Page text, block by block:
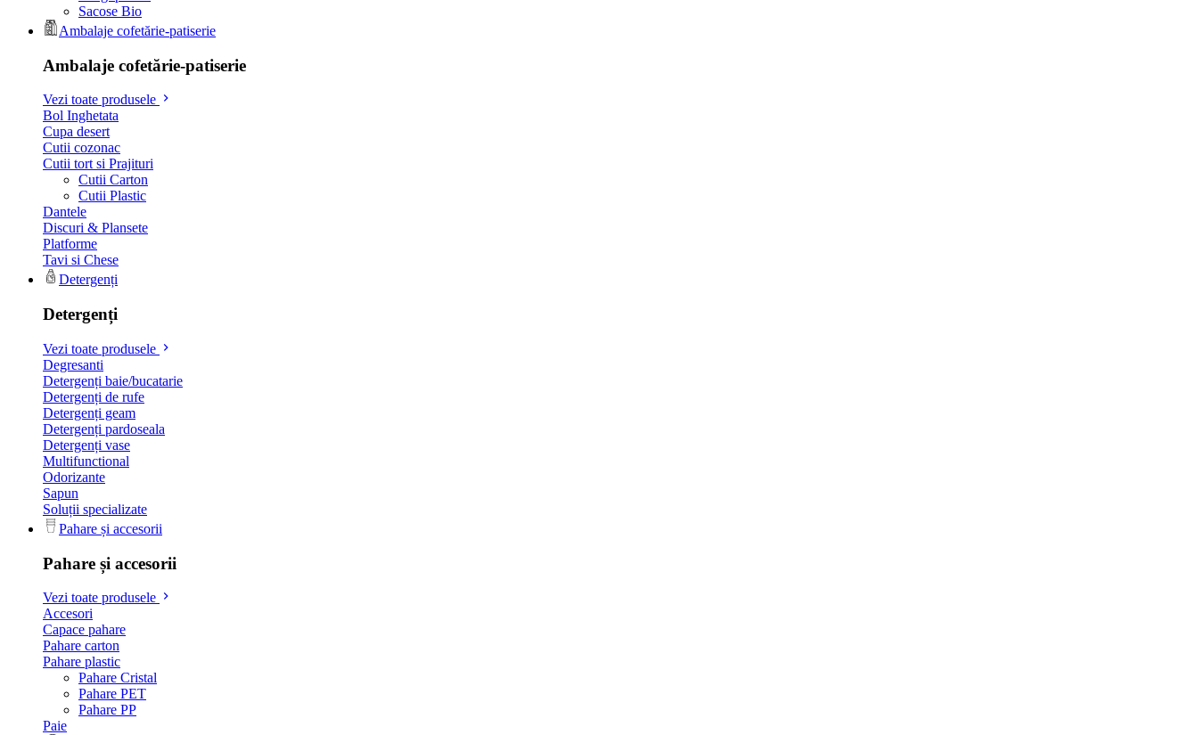
Sacose Bio
Ambalaje cofetărie-patiserie
Ambalaje cofetărie-patiserie
Vezi toate produsele
Bol Inghetata
Cupa desert
Cutii cozonac
Cutii tort si Prajituri
Cutii Carton
Cutii Plastic
Dantele
Discuri & Plansete
Platforme
Tavi si Chese
Detergenți
Detergenți
Vezi toate produsele
Degresanti
Detergenți baie/bucatarie
Detergenți de rufe
Detergenți geam
Detergenți pardoseala
Detergenți vase
Multifunctional
Odorizante
Sapun
Soluții specializate
Pahare și accesorii
Pahare și accesorii
Vezi toate produsele
Accesori
Capace pahare
Pahare carton
Pahare plastic
Pahare Cristal
Pahare PET
Pahare PP
Paie